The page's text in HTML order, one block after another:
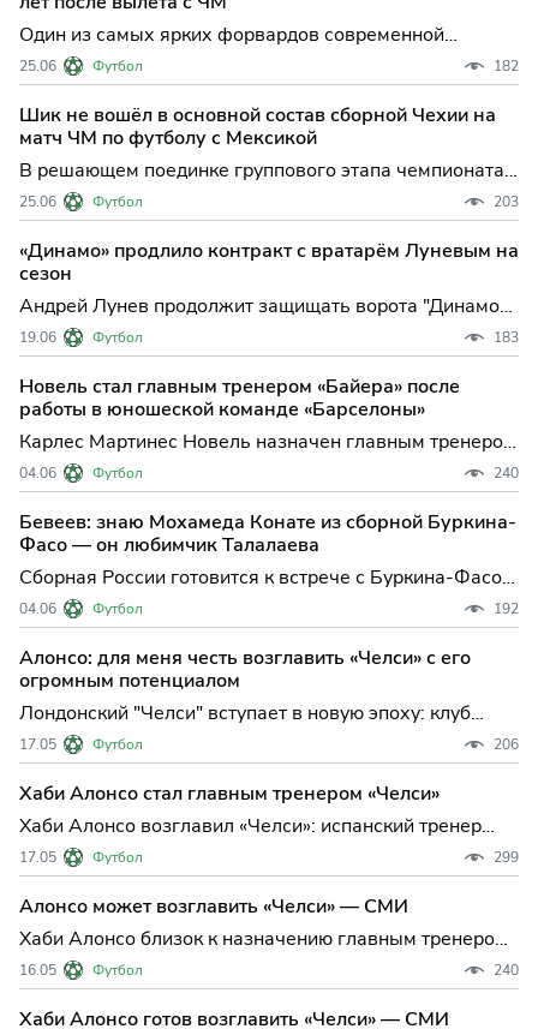
миллиона евро по данны
Один из самых ярких форвардов современной
чешской сборной Патрик Шик объявил о завершении
международной карьеры, поставив точку в эпохе,
которая подарила болельщикам массу незабываемых
эмоций. Это решение прозвучало вскоре после
неудачного завершения
25.06 Футбол 182
Шик не вошёл в основной состав сборной Чехии на
матч ЧМ по футболу с Мексикой
В решающем поединке группового этапа чемпионата
мира сборная Чехии неожиданно осталась без своего
главного голеадора: Патрик Шик, форвард немецкого
"Байера" и один из лидеров национальной команды,
не был включён в стартовый состав на матч против
Мекс
25.06 Футбол 203
«Динамо» продлило контракт с вратарём Луневым на
сезон
Андрей Лунев продолжит защищать ворота "Динамо":
контракт продлен до 2027 года Московское "Динамо"
сделало важный шаг в формировании своей
долгосрочной стратегии, объявив о продлении
соглашения с опытным голкипером Андреем
Луневым. Для бело-голубы
19.06 Футбол 183
Новель стал главным тренером «Байера» после
работы в юношеской команде «Барселоны»
Карлес Мартинес Новель назначен главным тренером
"Байера": новый этап для леверкузенского клуба
Леверкузенский "Байер" сделал ставку на молодого и
амбициозного специалиста: испанец Карлес Мартинес
Новель, ранее работавший с юношеской командой
"Бар
04.06 Футбол 240
Бевеев: знаю Мохамеда Конате из сборной Буркина-
Фасо — он любимчик Талалаева
Сборная России готовится к встрече с Буркина-Фасо:
Бевеев выделил Конате, Онопко ждет зрелищного
матча в Волгограде В преддверии товарищеского
матча между сборными России и Буркина-Фасо в
Волгограде внимание болельщиков приковано не
только к спорт
04.06 Футбол 192
Алонсо: для меня честь возглавить «Челси» с его
огромным потенциалом
Лондонский "Челси" вступает в новую эпоху: клуб
официально объявил о назначении Хаби Алонсо на
пост главного тренера. Испанский специалист,
недавно добившийся громких успехов с "Байером",
теперь будет строить новую команду на "Стэмфорд
Бридж" — согла
17.05 Футбол 206
Хаби Алонсо стал главным тренером «Челси»
Хаби Алонсо возглавил «Челси»: испанский тренер
подписал долгосрочный контракт и приступит к работе
летом Лондонский «Челси» официально объявил о
назначении Хаби Алонсо на пост главного тренера.
Испанский специалист, чья тренерская карьера
стремит
17.05 Футбол 299
Алонсо может возглавить «Челси» — СМИ
Хаби Алонсо близок к назначению главным тренером
"Челси": лондонцы делают ставку на испанского
специалиста Лондонский "Челси" готовится к
масштабным переменам на тренерском мостике: по
16.05 Футбол 240
Хаби Алонсо готов возглавить «Челси» — СМИ